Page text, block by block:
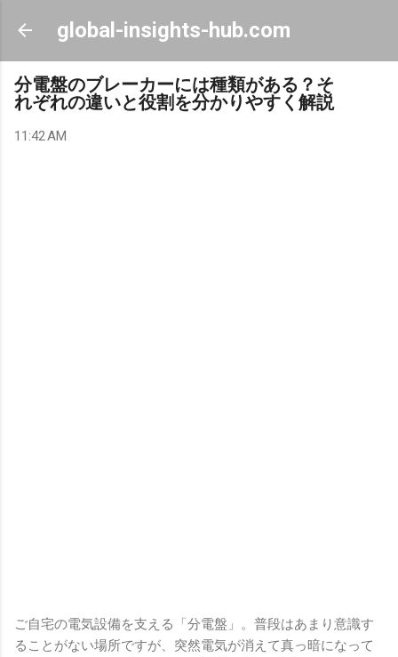
Skip to main content
global-insights-hub.com
分電盤のブレーカーには種類がある？そ
れぞれの違いと役割を分かりやすく解説
11:42 AM
ご自宅の電気設備を支える「分電盤」。普段はあまり意識す
ることがない場所ですが、突然電気が消えて真っ暗になって